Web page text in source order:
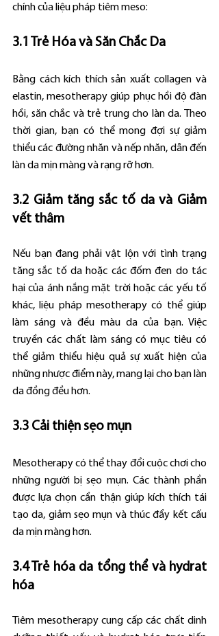
chính của liệu pháp tiêm meso:
3.1 Trẻ Hóa và Săn Chắc Da
Bằng cách kích thích sản xuất collagen và
elastin, mesotherapy giúp phục hồi độ đàn
hồi, săn chắc và trẻ trung cho làn da. Theo
thời gian, bạn có thể mong đợi sự giảm
thiểu các đường nhăn và nếp nhăn, dẫn đến
làn da mịn màng và rạng rỡ hơn.
3.2 Giảm tăng sắc tố da và Giảm
vết thâm
Nếu bạn đang phải vật lộn với tình trạng
tăng sắc tố da hoặc các đốm đen do tác
hại của ánh nắng mặt trời hoặc các yếu tố
khác, liệu pháp mesotherapy có thể giúp
làm sáng và đều màu da của bạn. Việc
truyền các chất làm sáng có mục tiêu có
thể giảm thiểu hiệu quả sự xuất hiện của
những nhược điểm này, mang lại cho bạn làn
da đồng đều hơn.
3.3 Cải thiện sẹo mụn
Mesotherapy có thể thay đổi cuộc chơi cho
những người bị sẹo mụn. Các thành phần
được lựa chọn cẩn thận giúp kích thích tái
tạo da, giảm sẹo mụn và thúc đẩy kết cấu
da mịn màng hơn.
3.4 Trẻ hóa da tổng thể và hydrat
hóa
Tiêm mesotherapy cung cấp các chất dinh